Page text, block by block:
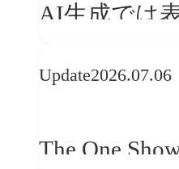
か
AI生成では
望
Update2026.07.06
The One